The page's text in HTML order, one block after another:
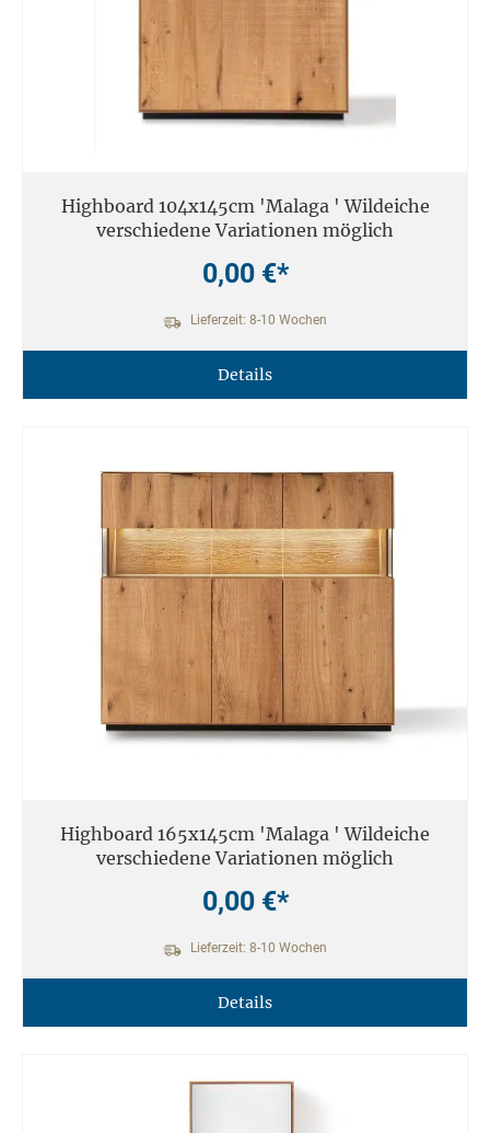
Highboard 104x145cm 'Malaga ' Wildeiche
verschiedene Variationen möglich
0,00 €*
Lieferzeit: 8-10 Wochen
Details
Highboard 165x145cm 'Malaga ' Wildeiche
verschiedene Variationen möglich
0,00 €*
Lieferzeit: 8-10 Wochen
Details